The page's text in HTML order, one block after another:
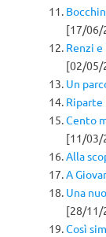
[17/06/
Renzi e
[02/05/
Un
Riparte
Cento
[11/03/
Alla
A
Una
[28/11/
Così